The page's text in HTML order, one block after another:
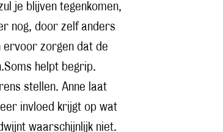
je blijven tegenkomen,
nog, door zelf anders
ervoor zorgen dat de
helpt begrip.
stellen. Anne laat
invloed krijgt op wat
waarschijnlijk niet.